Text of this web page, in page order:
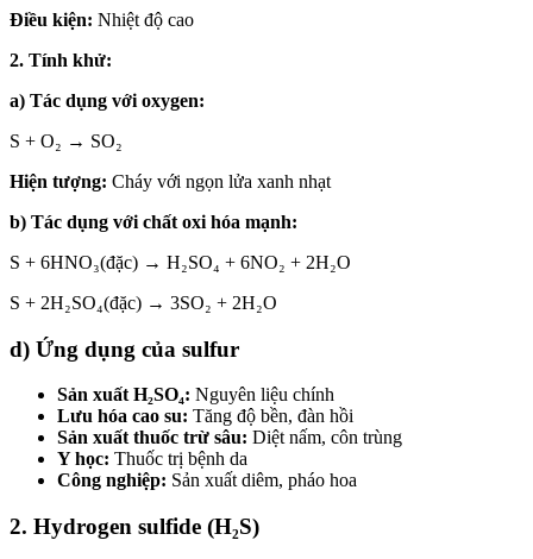
Điều kiện: Nhiệt độ cao
2. Tính khử:
a) Tác dụng với oxygen:
S + O₂ → SO₂
Hiện tượng: Cháy với ngọn lửa xanh nhạt
b) Tác dụng với chất oxi hóa mạnh:
S + 6HNO₃(đặc) → H₂SO₄ + 6NO₂ + 2H₂O
S + 2H₂SO₄(đặc) → 3SO₂ + 2H₂O
d) Ứng dụng của sulfur
Sản xuất H₂SO₄: Nguyên liệu chính
Lưu hóa cao su: Tăng độ bền, đàn hồi
Sản xuất thuốc trừ sâu: Diệt nấm, côn trùng
Y học: Thuốc trị bệnh da
Công nghiệp: Sản xuất diêm, pháo hoa
2. Hydrogen sulfide (H₂S)